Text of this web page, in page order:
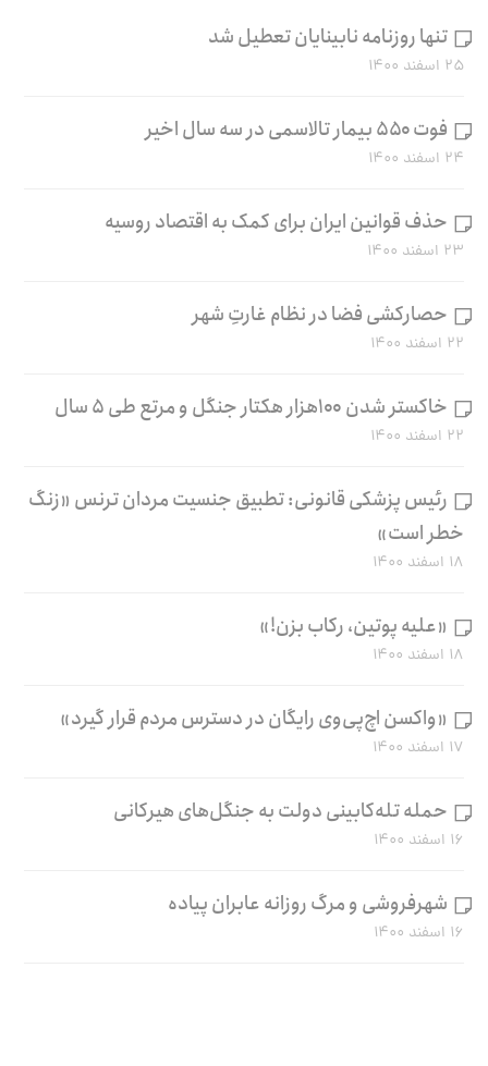
تنها روزنامه نابینایان تعطیل شد
۲۵ اسفند ۱۴۰۰
فوت ۵۵۰ بیمار تالاسمی در سه سال اخیر
۲۴ اسفند ۱۴۰۰
حذف قوانین ایران برای کمک به اقتصاد روسیه
۲۳ اسفند ۱۴۰۰
حصارکشی فضا در نظام غارتِ شهر
۲۲ اسفند ۱۴۰۰
خاکستر شدن ۱۰۰هزار هکتار جنگل و مرتع طی ۵ سال
۲۲ اسفند ۱۴۰۰
رئیس پزشکی قانونی: تطبیق جنسیت مردان ترنس «زنگ
خطر است»
۱۸ اسفند ۱۴۰۰
«علیه پوتین، رکاب بزن!»
۱۸ اسفند ۱۴۰۰
«واکسن اچ‌پی‌وی رایگان در دسترس مردم قرار گیرد»
۱۷ اسفند ۱۴۰۰
حمله تله‌کابینی دولت به جنگل‌های هیرکانی
۱۶ اسفند ۱۴۰۰
شهرفروشی و مرگ روزانه عابران پیاده
۱۶ اسفند ۱۴۰۰